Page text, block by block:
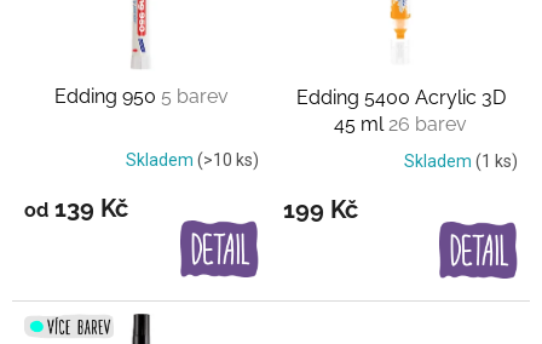
ů
Edding 950 5 barev
Skladem (>10 ks)
od 139 Kč
Edding 5400 Acrylic 3D
45 ml26 barev
Skladem (1 ks)
199 Kč